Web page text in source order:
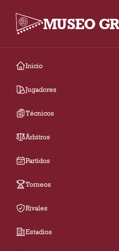
MUSEO
Inicio
Jugadores
Técnicos
Árbitros
Partidos
Torneos
Rivales
Estadios